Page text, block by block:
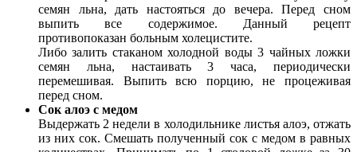
семян льна, дать настояться до вечера. Перед сном
выпить все содержимое. Данный рецепт
противопоказан больным холецистите.
Либо залить стаканом холодной воды 3 чайных ложки
семян льна, настаивать 3 часа, периодически
перемешивая. Выпить всю порцию, не процеживая
перед сном.
Сок алоэ с медом
Выдержать 2 недели в холодильнике листья алоэ, отжать
из них сок. Смешать полученный сок с медом в равных